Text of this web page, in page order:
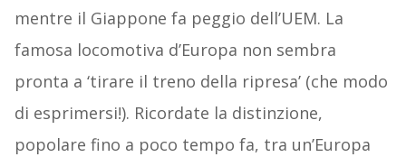
mentre il Giappone fa peggio dell’UEM. La
famosa locomotiva d’Europa non sembra
pronta a ‘tirare il treno della ripresa’ (che modo
di esprimersi!). Ricordate la distinzione,
popolare fino a poco tempo fa, tra un’Europa